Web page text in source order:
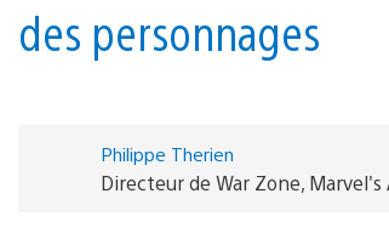
des personnages
Philippe Therien
Directeur de War Zone, Marvel's